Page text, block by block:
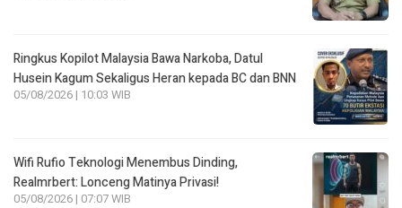
Ringkus Kopilot Malaysia Bawa Narkoba, Datul
Husein Kagum Sekaligus Heran kepada BC dan BNN
05/08/2026 | 10:03 WIB
Wifi Rufio Teknologi Menembus Dinding,
Realmrbert: Lonceng Matinya Privasi!
05/08/2026 | 07:07 WIB